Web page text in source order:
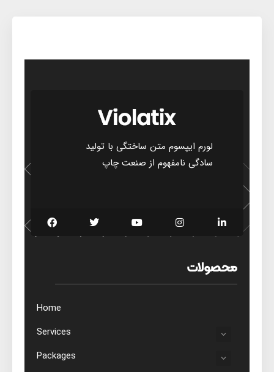
لورم ایپسوم متن ساختگی با تولید
سادگی نامفهوم از صنعت چاپ
محصولات
Home
Services
Packages